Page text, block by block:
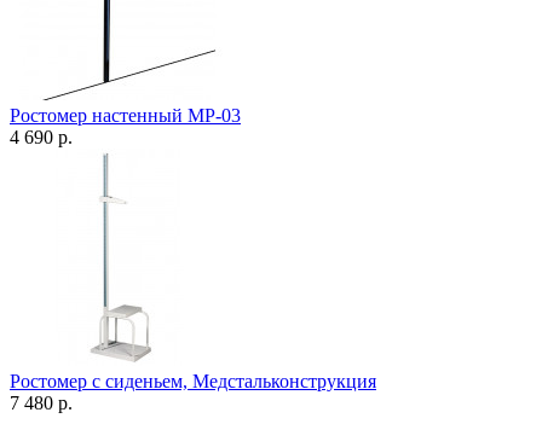
Ростомер настенный МР-03
4 690 р.
Ростомер с сиденьем, Медстальконструкция
7 480 р.